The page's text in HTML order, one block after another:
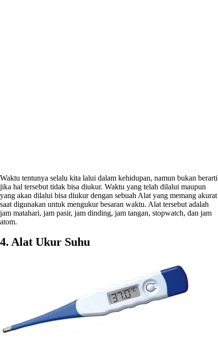
Waktu tentunya selalu kita lalui dalam kehidupan, namun bukan berarti
jika hal tersebut tidak bisa diukur. Waktu yang telah dilalui maupun
yang akan dilalui bisa diukur dengan sebuah Alat yang memang akurat
saat digunakan untuk mengukur besaran waktu. Alat tersebut adalah
jam matahari, jam pasir, jam dinding, jam tangan, stopwatch, dan jam
atom.
4. Alat Ukur Suhu